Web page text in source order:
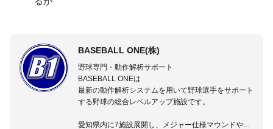
BASEBALL ONE(株)
野球専門・動作解析サポート
BASEBALL ONEは
最新の動作解析システムを用いて野球選手をサポート
する野球の総合レベルアップ施設です。
愛知県内に7施設展開し、メジャー仕様マウンドやト